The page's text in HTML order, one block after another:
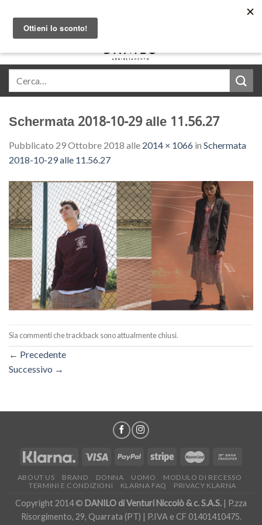
content
Schermata 2018-10-29 alle 11.56.27
Pubblicato 29 Ottobre 2018 alle 2014 × 1066 in Schermata
2018-10-29 alle 11.56.27
Sia commenti che trackback sono attualmente chiusi.
← Precedente
Successivo →
ABOUT US BRAND DONNA UOMO
MODULO DI RECESSO
TERMINI E CONDIZIONI
KLARNA FAQ PRIVACY KLARNA
Copyright 2014 © DANILO di Venturi Niccolò & c. S.A.S. | P.zza
Risorgimento, 29, Quarrata (PT) | P.IVA e CF 01401410475.